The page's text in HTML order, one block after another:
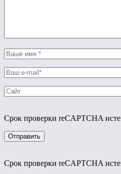
Срок проверки reCAPTCHA
Срок проверки reCAPTCHA